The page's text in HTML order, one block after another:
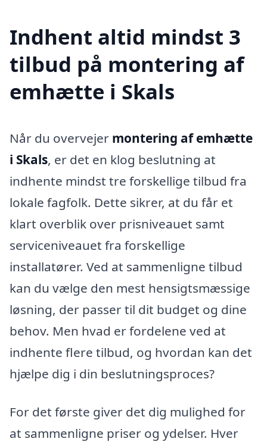
Indhent altid mindst 3
tilbud på montering af
emhætte i Skals
Når du overvejer montering af emhætte
i Skals, er det en klog beslutning at
indhente mindst tre forskellige tilbud fra
lokale fagfolk. Dette sikrer, at du får et
klart overblik over prisniveauet samt
serviceniveauet fra forskellige
installatører. Ved at sammenligne tilbud
kan du vælge den mest hensigtsmæssige
løsning, der passer til dit budget og dine
behov. Men hvad er fordelene ved at
indhente flere tilbud, og hvordan kan det
hjælpe dig i din beslutningsproces?
For det første giver det dig mulighed for
at sammenligne priser og ydelser. Hver